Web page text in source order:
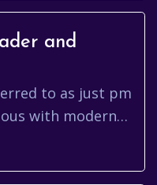
and
to as just pm
with modern